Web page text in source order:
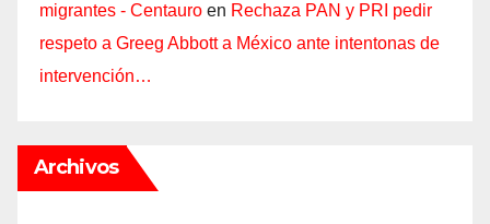
migrantes - Centauro en Rechaza PAN y PRI pedir
respeto a Greeg Abbott a México ante intentonas de
intervención…
Archivos